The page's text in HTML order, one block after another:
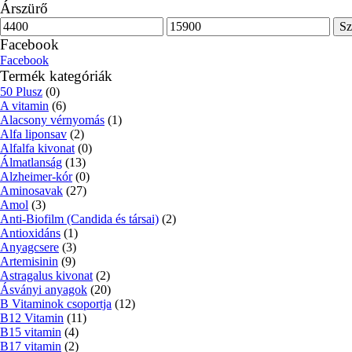
Árszürő
Min
ár
Max
ár
Facebook
Facebook
Termék kategóriák
50 Plusz (0)
A vitamin (6)
Alacsony vérnyomás (1)
Alfa liponsav (2)
Alfalfa kivonat (0)
Álmatlanság (13)
Alzheimer-kór (0)
Aminosavak (27)
Amol (3)
Anti-Biofilm (Candida és társai) (2)
Antioxidáns (1)
Anyagcsere (3)
Artemisinin (9)
Astragalus kivonat (2)
Ásványi anyagok (20)
B Vitaminok csoportja (12)
B12 Vitamin (11)
B15 vitamin (4)
B17 vitamin (2)